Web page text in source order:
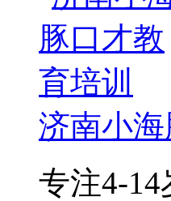
济南小
专注4-